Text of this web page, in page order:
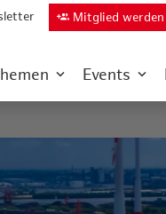
group_add Mitglied werden
Events